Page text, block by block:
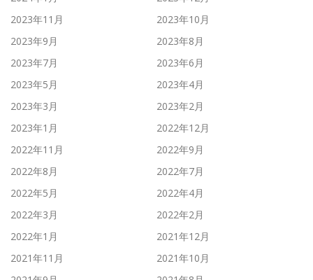
2023年11月
2023年10月
2023年9月
2023年8月
2023年7月
2023年6月
2023年5月
2023年4月
2023年3月
2023年2月
2023年1月
2022年12月
2022年11月
2022年9月
2022年8月
2022年7月
2022年5月
2022年4月
2022年3月
2022年2月
2022年1月
2021年12月
2021年11月
2021年10月